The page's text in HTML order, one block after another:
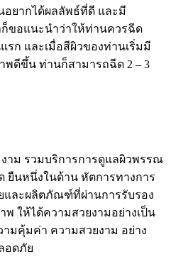
ยากได้ผลลัพธ์ที่ดี และมี
ก็ขอแนะนำว่าให้ท่านควรฉีด
รก และเมื่อสีผิวของท่านเริ่มมี
พดีขึ้น ท่านก็สามารถฉีด 2 – 3
งาม รวมบริการการดูแลผิวพรรณ
ยืนหนึ่งในด้าน หัตการทางการ
และผลิตภัณฑ์ที่ผ่านการรับรอง
ให้ได้ความสวยงามอย่างเป็น
มคุ้มค่า ความสวยงาม อย่าง
อดภัย